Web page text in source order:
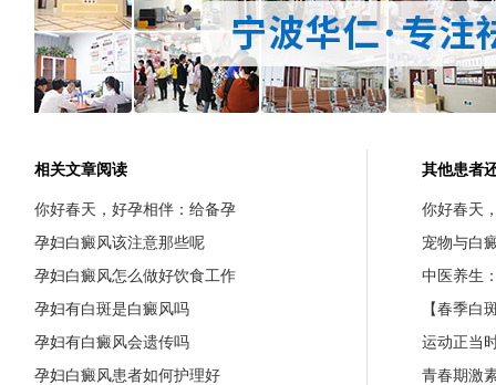
相关文章阅读
你好春天，好孕相伴：给备孕
孕妇白癜风该注意那些呢
孕妇白癜风怎么做好饮食工作
孕妇有白斑是白癜风吗
孕妇有白癜风会遗传吗
孕妇白癜风患者如何护理好
其他患者
你好春天
宠物与白
中医养生
【春季白
运动正当
青春期激